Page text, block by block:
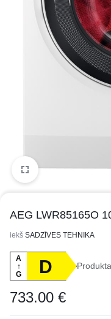
AEG LWR85165O
iekš SADZĪVES TEHNIKA
A
↑
G
D
733.00 €